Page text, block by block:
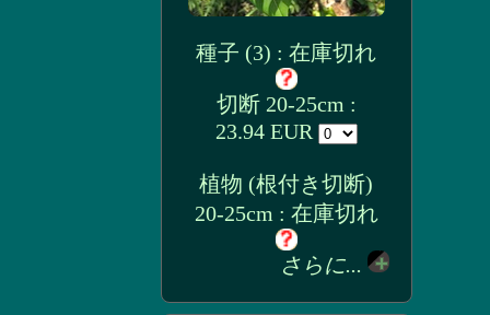
種子 (3) : 在庫切れ
切断 20-25cm :
23.94 EUR
植物 (根付き切断)
20-25cm : 在庫切れ
さらに...